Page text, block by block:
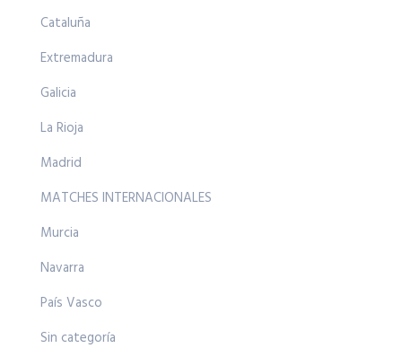
Cataluña
Extremadura
Galicia
La Rioja
Madrid
MATCHES INTERNACIONALES
Murcia
Navarra
País Vasco
Sin categoría